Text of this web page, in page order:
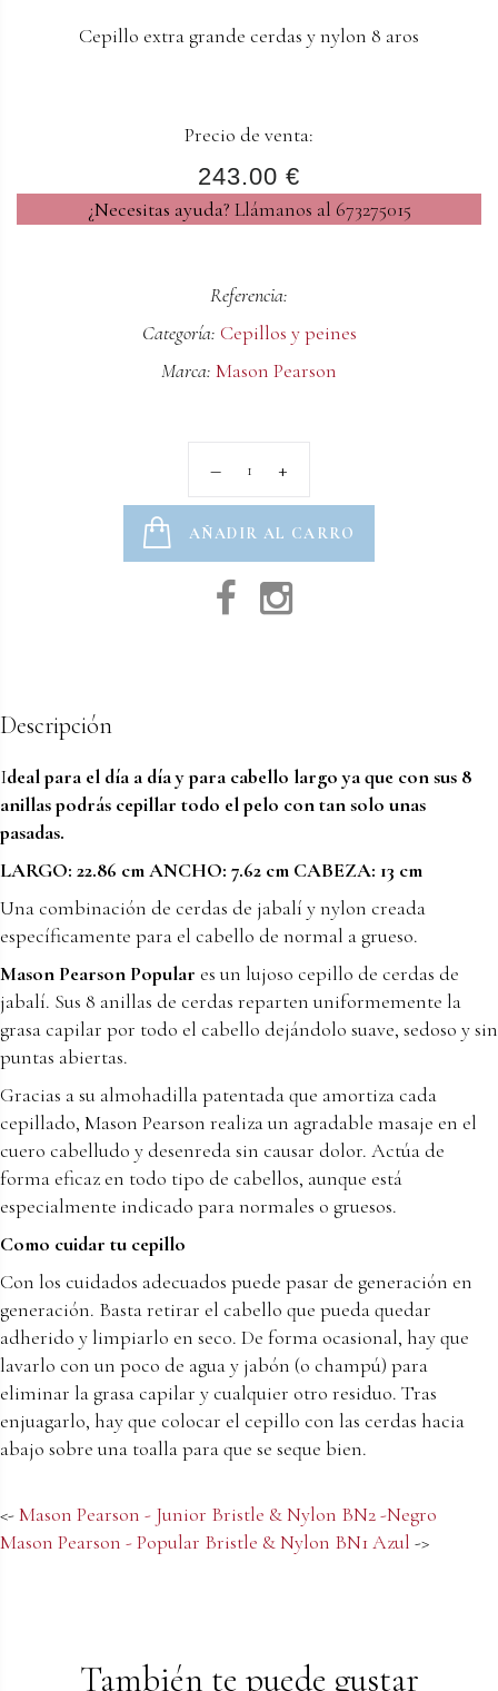
Cepillo extra grande cerdas y nylon 8 aros
Precio de venta:
243.00 €
¿Necesitas ayuda? Llámanos al 673275015
Referencia:
Categoría: Cepillos y peines
Marca: Mason Pearson
AÑADIR AL CARRO
Descripción
Ideal para el día a día y para cabello largo ya que con sus 8
anillas podrás cepillar todo el pelo con tan solo unas
pasadas.
LARGO: 22.86 cm ANCHO: 7.62 cm CABEZA: 13 cm
Una combinación de cerdas de jabalí y nylon creada
específicamente para el cabello de normal a grueso.
Mason Pearson Popular es un lujoso cepillo de cerdas de
jabalí. Sus 8 anillas de cerdas reparten uniformemente la
grasa capilar por todo el cabello dejándolo suave, sedoso y sin
puntas abiertas.
Gracias a su almohadilla patentada que amortiza cada
cepillado, Mason Pearson realiza un agradable masaje en el
cuero cabelludo y desenreda sin causar dolor. Actúa de
forma eficaz en todo tipo de cabellos, aunque está
especialmente indicado para normales o gruesos.
Como cuidar tu cepillo
Con los cuidados adecuados puede pasar de generación en
generación. Basta retirar el cabello que pueda quedar
adherido y limpiarlo en seco. De forma ocasional, hay que
lavarlo con un poco de agua y jabón (o champú) para
eliminar la grasa capilar y cualquier otro residuo. Tras
enjuagarlo, hay que colocar el cepillo con las cerdas hacia
abajo sobre una toalla para que se seque bien.
<-Mason Pearson - Junior Bristle & Nylon BN2 -Negro
Mason Pearson - Popular Bristle & Nylon BN1 Azul ->
También te puede gustar